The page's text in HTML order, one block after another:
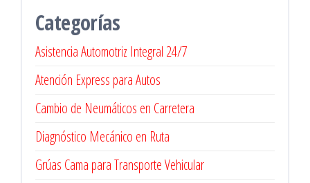
Categorías
Asistencia Automotriz Integral 24/7
Atención Express para Autos
Cambio de Neumáticos en Carretera
Diagnóstico Mecánico en Ruta
Grúas Cama para Transporte Vehicular